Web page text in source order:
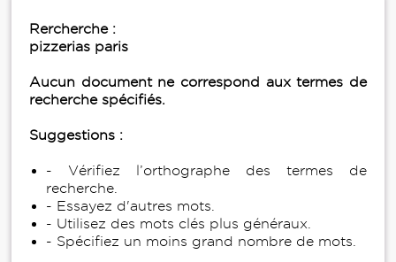
Rercherche :
pizzerias paris
Aucun document ne correspond aux termes de
recherche spécifiés.
Suggestions :
- Vérifiez l’orthographe des termes de
recherche.
- Essayez d'autres mots.
- Utilisez des mots clés plus généraux.
- Spécifiez un moins grand nombre de mots.